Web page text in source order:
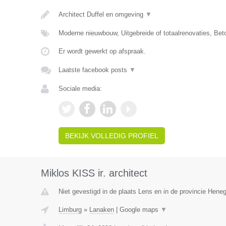
Architect Duffel en omgeving ▼
Moderne nieuwbouw, Uitgebreide of totaalrenovaties,
Er wordt gewerkt op afspraak.
Laatste facebook posts ▼
Sociale media:
BEKIJK VOLLEDIG PROFIEL
Miklos KISS ir. architect
Niet gevestigd in de plaats Lens en in de provincie
Limburg» Lanaken| Google maps ▼